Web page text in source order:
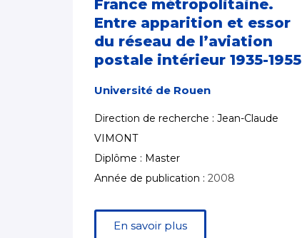
France métropolitaine.
Entre apparition et essor
du réseau de l’aviation
postale intérieur 1935-1955
Université de Rouen
Direction de recherche : Jean-Claude
VIMONT
Diplôme : Master
Année de publication : 2008
En savoir plus